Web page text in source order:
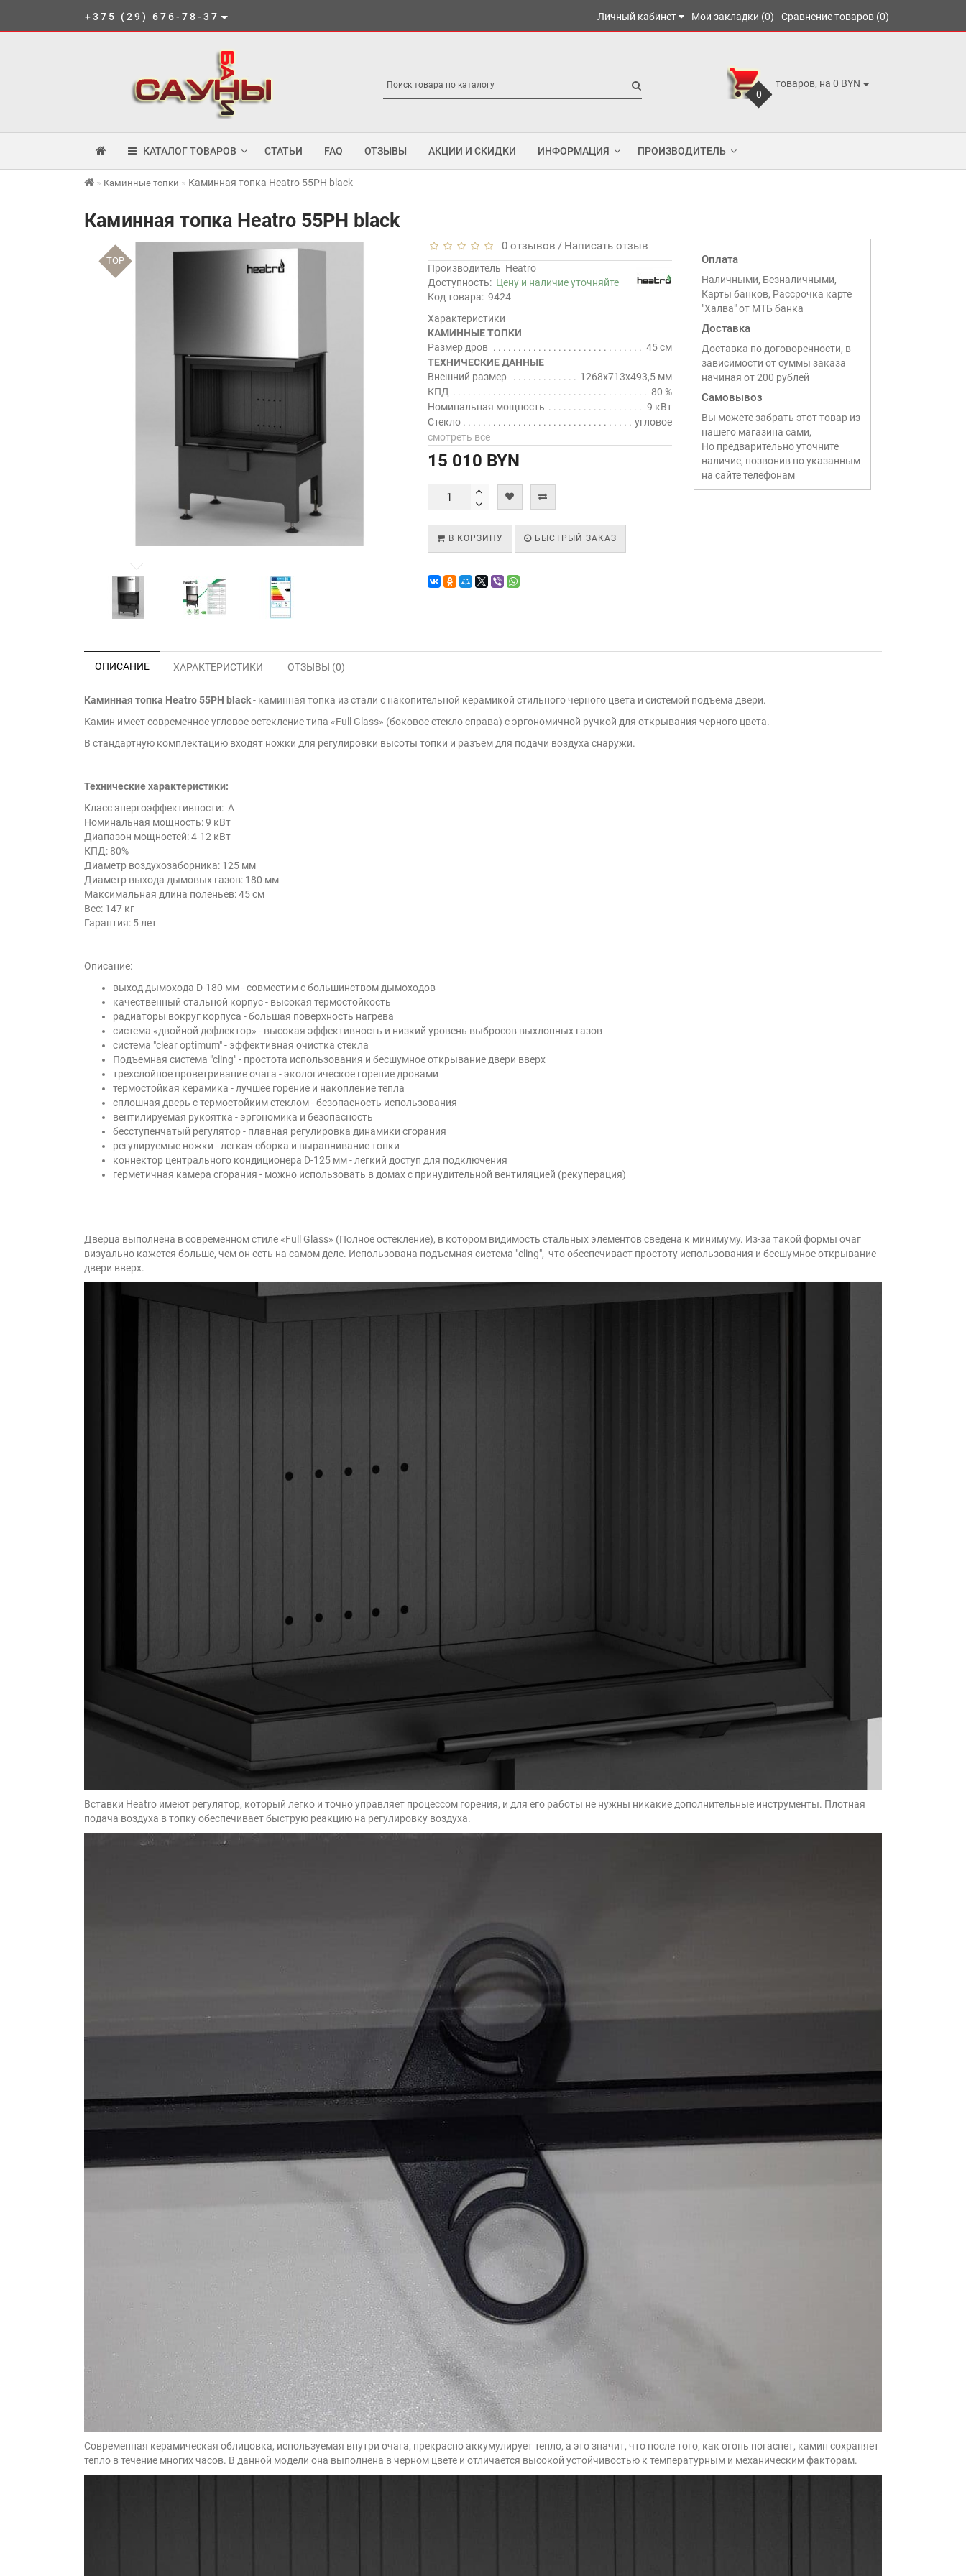
+375 (29) 676-78-37 Личный кабинет Мои закладки (0) Сравнение товаров (0)
0
товаров, на 0 BYN
КАТАЛОГ ТОВАРОВ СТАТЬИ FAQ ОТЗЫВЫ АКЦИИ И СКИДКИ ИНФОРМАЦИЯ ПРОИЗВОДИТЕЛЬ
Каминные топки Каминная топка Heatro 55PH black
Каминная топка Heatro 55PH black
TOP
0 отзывов / Написать отзыв
Производитель Heatro
Доступность: Цену и наличие уточняйте
Код товара: 9424
Характеристики
КАМИННЫЕ ТОПКИ
Размер дров
45 см
ТЕХНИЧЕСКИЕ ДАННЫЕ
Внешний размер
1268x713x493,5 мм
КПД
80 %
Номинальная мощность
9 кВт
Стекло
угловое
смотреть все
15 010 BYN
В КОРЗИНУ БЫСТРЫЙ ЗАКАЗ
Оплата
Наличными, Безналичными,
Карты банков, Рассрочка карте
"Халва" от МТБ банка
Доставка
Доставка по договоренности, в
зависимости от суммы заказа
начиная от 200 рублей
Самовывоз
Вы можете забрать этот товар из
нашего магазина сами,
Но предварительно уточните
наличие, позвонив по указанным
на сайте телефонам
ОПИСАНИЕ ХАРАКТЕРИСТИКИ ОТЗЫВЫ (0)
Каминная топка Heatro 55PH black- каминная топка из стали с накопительной керамикой стильного черного цвета и системой подъема двери.
Камин имеет современное угловое остекление типа «Full Glass» (боковое стекло справа) с эргономичной ручкой для открывания черного цвета.
В стандартную комплектацию входят ножки для регулировки высоты топки и разъем для подачи воздуха снаружи.
Технические характеристики:
Класс энергоэффективности: А
Номинальная мощность: 9 кВт
Диапазон мощностей: 4-12 кВт
КПД: 80%
Диаметр воздухозаборника: 125 мм
Диаметр выхода дымовых газов: 180 мм
Максимальная длина поленьев: 45 см
Вес: 147 кг
Гарантия: 5 лет
Описание:
выход дымохода D-180 мм - совместим с большинством дымоходов
качественный стальной корпус - высокая термостойкость
радиаторы вокруг корпуса - большая поверхность нагрева
система «двойной дефлектор» - высокая эффективность и низкий уровень выбросов выхлопных газов
система "clear optimum" - эффективная очистка стекла
Подъемная система "cling" - простота использования и бесшумное открывание двери вверх
трехслойное проветривание очага - экологическое горение дровами
термостойкая керамика - лучшее горение и накопление тепла
сплошная дверь с термостойким стеклом - безопасность использования
вентилируемая рукоятка - эргономика и безопасность
бесступенчатый регулятор - плавная регулировка динамики сгорания
регулируемые ножки - легкая сборка и выравнивание топки
коннектор центрального кондиционера D-125 мм - легкий доступ для подключения
герметичная камера сгорания - можно использовать в домах с принудительной вентиляцией (рекуперация)
Дверца выполнена в современном стиле «Full Glass» (Полное остекление), в котором видимость стальных элементов сведена к минимуму. Из-за такой формы очаг
визуально кажется больше, чем он есть на самом деле. Использована подъемная система "cling", что обеспечивает простоту использования и бесшумное открывание
двери вверх.
Вставки Heatro имеют регулятор, который легко и точно управляет процессом горения, и для его работы не нужны никакие дополнительные инструменты. Плотная
подача воздуха в топку обеспечивает быструю реакцию на регулировку воздуха.
Современная керамическая облицовка, используемая внутри очага, прекрасно аккумулирует тепло, а это значит, что после того, как огонь погаснет, камин сохраняет
тепло в течение многих часов. В данной модели она выполнена в черном цвете и отличается высокой устойчивостью к температурным и механическим факторам.